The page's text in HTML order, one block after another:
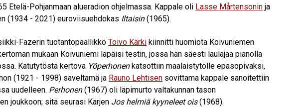
Etelä-Pohjanmaan alueradion ohjelmassa. Kappale oli Lasse Mårtensonin ja
(1934 - 2021) euroviisuehdokas Iltaisin(1965).
Fazerin tuotantopäällikkö Toivo Kärki kiinnitti huomiota Koivuniemen
mukaan Koivuniemi läpäisi testin, jossa hän säesti laulajaa pianolla
Katutytöstä kertova Yöperhonenkatsottiin maalaistytölle epäsopivaksi,
(1921 - 1998) säveltämä ja Rauno Lehtisen sovittama kappale sanoitettiin
uudelleen. Perhonen(1967) oli läpimurto valtakunnan tason
joukkoon; sitä seurasi Kärjen Jos helmiä kyyneleet ois(1968).